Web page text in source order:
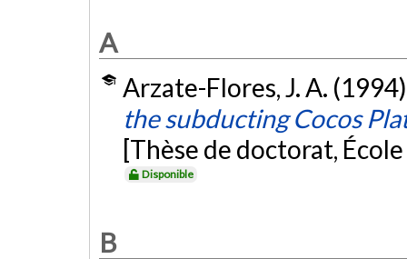
A
Arzate-Flores, J. A.
the subducting Cocos
[Thèse de doctorat,
Disponible
B